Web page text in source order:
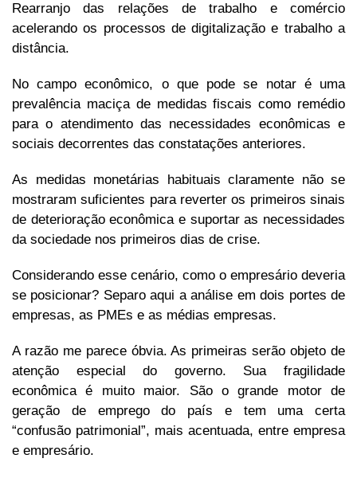
Rearranjo das relações de trabalho e comércio
acelerando os processos de digitalização e trabalho a
distância.
No campo econômico, o que pode se notar é uma
prevalência maciça de medidas fiscais como remédio
para o atendimento das necessidades econômicas e
sociais decorrentes das constatações anteriores.
As medidas monetárias habituais claramente não se
mostraram suficientes para reverter os primeiros sinais
de deterioração econômica e suportar as necessidades
da sociedade nos primeiros dias de crise.
Considerando esse cenário, como o empresário deveria
se posicionar? Separo aqui a análise em dois portes de
empresas, as PMEs e as médias empresas.
A razão me parece óbvia. As primeiras serão objeto de
atenção especial do governo. Sua fragilidade
econômica é muito maior. São o grande motor de
geração de emprego do país e tem uma certa
“confusão patrimonial”, mais acentuada, entre empresa
e empresário.